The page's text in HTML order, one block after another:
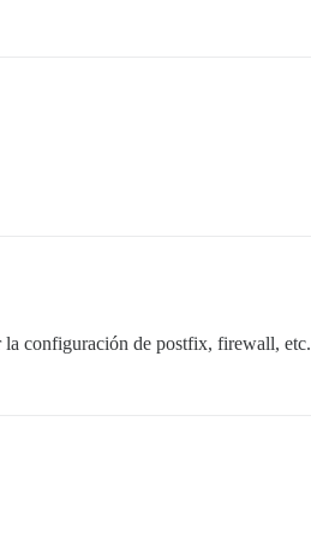
la configuración de postfix, firewall, etc.